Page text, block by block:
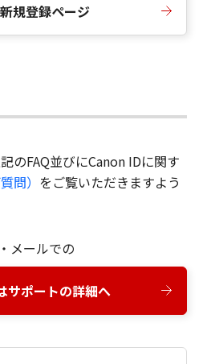
規登録ページ
のFAQ並びにCanon IDに関す
問） をご覧いただきますよう
メールでの
サポートの詳細へ